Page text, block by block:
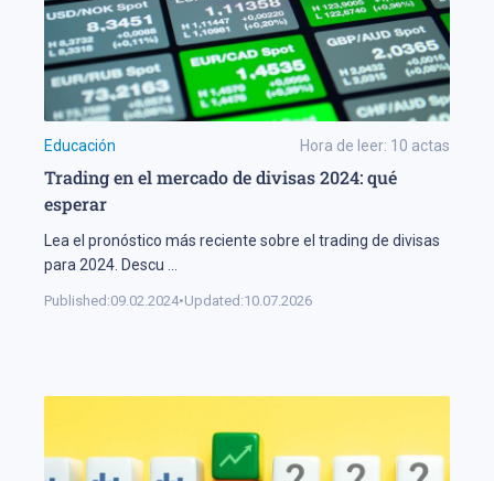
Educación Hora de leer: 10 actas
Trading en el mercado de divisas 2024: qué
esperar
Lea el pronóstico más reciente sobre el trading de divisas
para 2024. Descu
Published:09.02.2024•Updated:10.07.2026